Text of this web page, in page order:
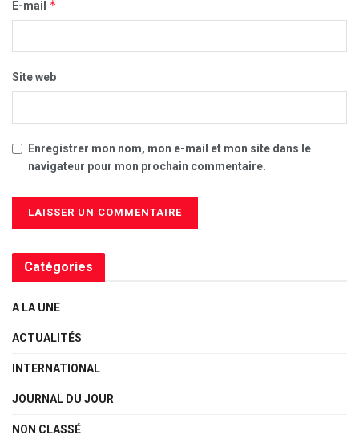
E-mail *
Site web
Enregistrer mon nom, mon e-mail et mon site dans le
navigateur pour mon prochain commentaire.
Catégories
A LA UNE
ACTUALITÉS
INTERNATIONAL
JOURNAL DU JOUR
NON CLASSÉ